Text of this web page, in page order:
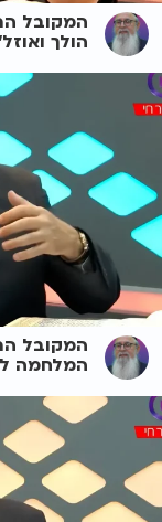
המקובל
הולך
המקובל
המלחמה